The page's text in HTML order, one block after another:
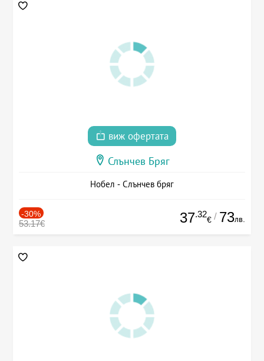
виж офертата
Слънчев Бряг
Нобел - Слънчев бряг
-30%
53.17€ 37.32
€ / 73лв.